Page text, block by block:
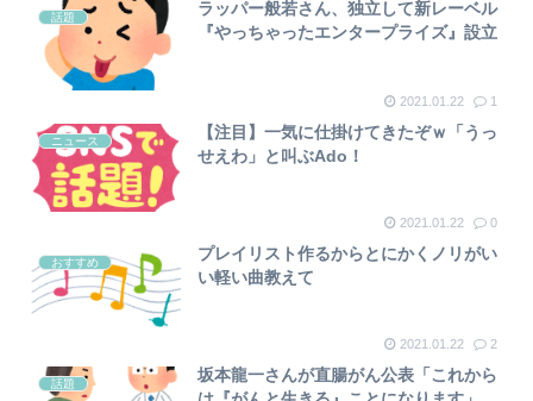
話題
ラッパー般若さん、独立して新レーベル
『やっちゃったエンタープライズ』設立
2021.01.22 1
ニュース
【注目】一気に仕掛けてきたぞｗ「うっ
せえわ」と叫ぶAdo！
2021.01.22 0
おすすめ
プレイリスト作るからとにかくノリがい
い軽い曲教えて
2021.01.22 2
話題
坂本龍一さんが直腸がん公表「これから